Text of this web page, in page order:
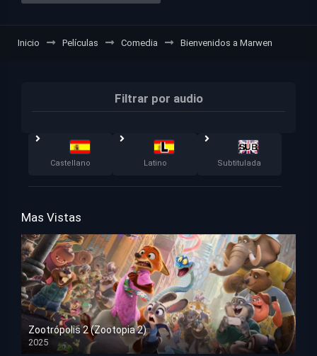
Inicio Películas Comedia Bienvenidos a Marwen
Filtrar por audio
Castellano Latino Subtitulada
Mas Vistas
Zootrópolis 2 (Zootopia 2)
2025
HD 1080p